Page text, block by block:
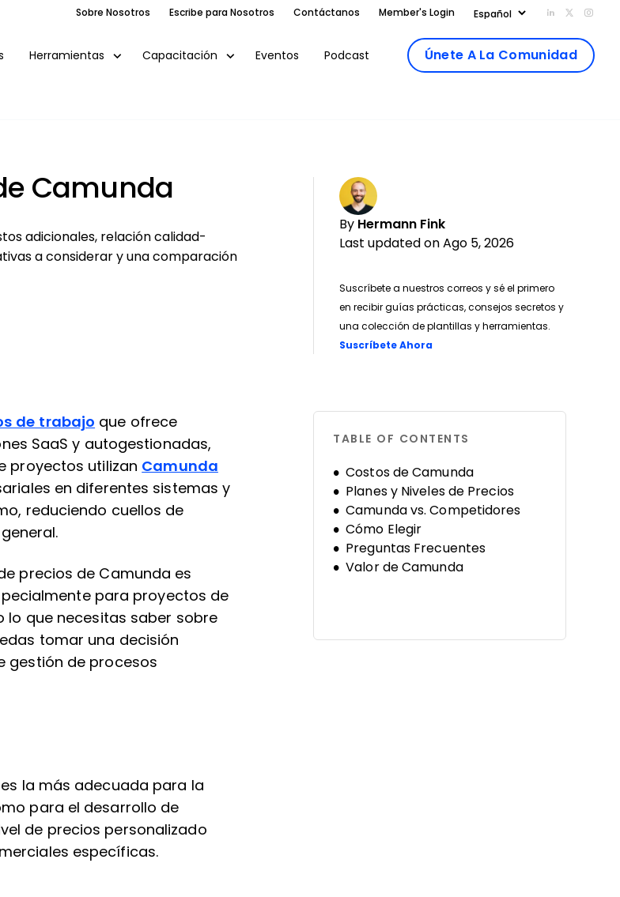
Sobre Nosotros Escribe para Nosotros Contáctanos Member's Login Add us on
Follow
Herramientas Capacitación Eventos Podcast Únete A La Comunidad
Camunda
By Hermann Fink
Last updated on Ago 5, 2026
Suscríbete a nuestros correos y sé el primero
en recibir guías prácticas, consejos secretos y
una colección de plantillas y herramientas.
Suscríbete Ahora
adicionales, relación calidad-
a considerar y una comparación
de trabajo que ofrece
SaaS y autogestionadas,
proyectos utilizan Camunda
en diferentes sistemas y
reduciendo cuellos de
precios de Camunda es
para proyectos de
lo que necesitas saber sobre
tomar una decisión
gestión de procesos
la más adecuada para la
para el desarrollo de
de precios personalizado
específicas.
TABLE OF CONTENTS
Costos de Camunda
Planes y Niveles de Precios
Camunda vs. Competidores
Cómo Elegir
Preguntas Frecuentes
Valor de Camunda